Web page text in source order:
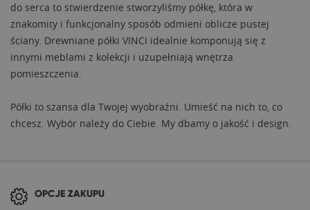
do serca to stwierdzenie stworzyliśmy półkę, która w
znakomity i funkcjonalny sposób odmieni oblicze pustej
ściany. Drewniane półki VINCI idealnie komponują się z
innymi meblami z kolekcji i uzupełniają wnętrza
pomieszczenia.
Półki to szansa dla Twojej wyobraźni. Umieść na nich to, co
chcesz. Wybór należy do Ciebie. My dbamy o jakość i design.
OPCJE ZAKUPU